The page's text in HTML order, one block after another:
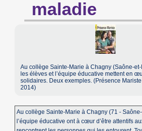
maladie
Au collège Sainte-Marie à Chagny (Saône-
les élèves et l’équipe éducative mettent en
solidaires. Deux exemples. (Présence
2014)
Au collège Sainte-Marie à Chagny (71 -
l’équipe éducative ont à cœur d’être attentifs